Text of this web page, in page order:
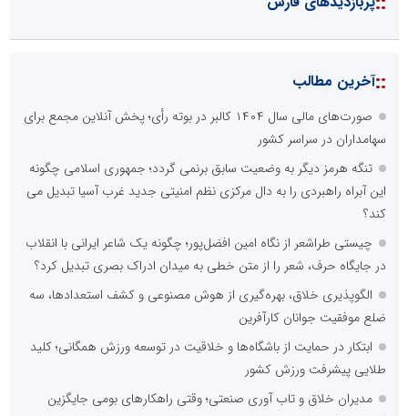
::آخرین مطالب
صورت‌های مالی سال ۱۴۰۴ کالبر در بوته رأی؛ پخش آنلاین مجمع برای
سهامداران در سراسر کشور
تنگه هرمز دیگر به وضعیت سابق برنمی گردد؛ جمهوری اسلامی چگونه
این آبراه راهبردی را به دال مرکزی نظم امنیتی جدید غرب آسیا تبدیل می
کند؟
چیستی طراشعر از نگاه امین افضل‌پور؛ چگونه یک شاعر ایرانی با انقلاب
در جایگاه حرف، شعر را از متن خطی به میدان ادراک بصری تبدیل کرد؟
الگوپذیری خلاق، بهره‌گیری از هوش مصنوعی و کشف استعدادها، سه
ضلع موفقیت جوانان کارآفرین
ابتکار در حمایت از باشگاه‌ها و خلاقیت در توسعه ورزش همگانی؛ کلید
طلایی پیشرفت ورزش کشور
مدیران خلاق و تاب آوری صنعتی؛ وقتی راهکارهای بومی جایگزین